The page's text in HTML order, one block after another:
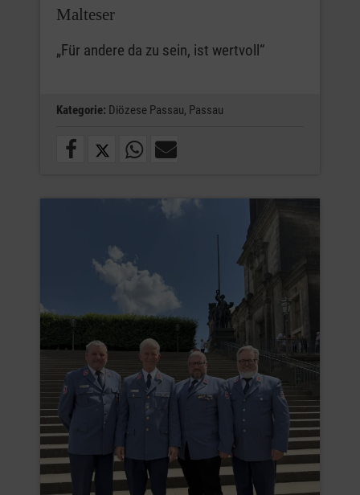
Malteser
„Für andere da zu sein, ist wertvoll“
Kategorie: Diözese Passau, Passau